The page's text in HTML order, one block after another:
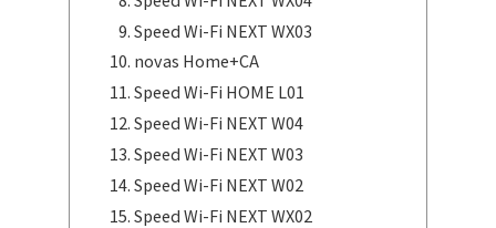
Speed Wi-Fi NEXT WX03
novas Home+CA
Speed Wi-Fi HOME L01
Speed Wi-Fi NEXT W04
Speed Wi-Fi NEXT W03
Speed Wi-Fi NEXT W02
Speed Wi-Fi NEXT WX02